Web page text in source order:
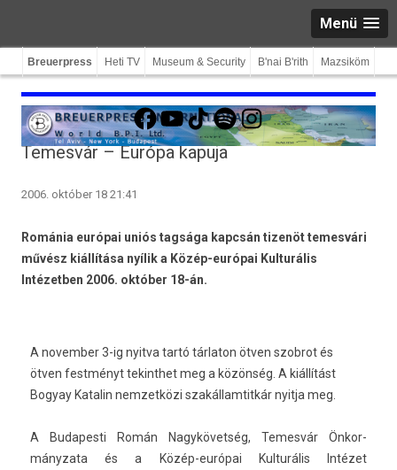
Menü
Breuerpress Heti TV Museum & Security B'nai B'rith Mazsiköm
Facebook
YouTube
TikTokSpotifyInstagram
Temesvár – Európa kapuja
2006. október 18 21:41
Románia európai uniós tagsága kapcsán tizenöt temesvári
művész kiállítása nyílik a Közép-európai Kulturális
Intézetben 2006. október 18-án.
A november 3-ig nyitva tartó tárlaton ötven szobrot és
ötven festményt tekinthet meg a közönség. A kiállítást
Bogyay Katalin nemzetközi szakállamtitkár nyitja meg.
A Budapes­ti Román Nagykövetség, Temes­vár Önkor­
mányzata és a Közép-európai Kul­turális Intézet